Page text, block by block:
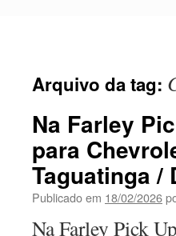
Arquivo da tag:
Na Farley
para
Taguatinga /
Publicado em 18/02/2026
Na Farley Pick